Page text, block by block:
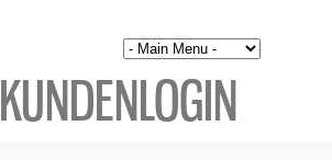
KUNDENLOGIN